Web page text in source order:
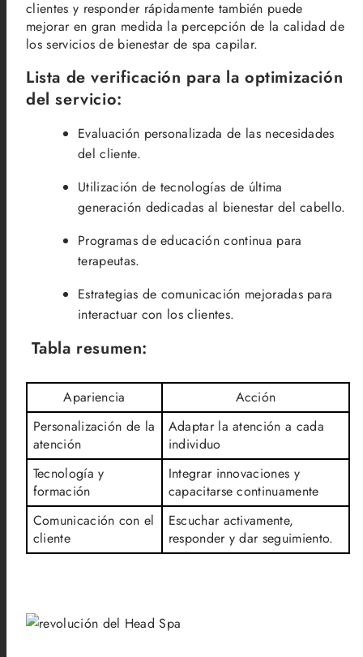
clientes y responder rápidamente también puede
mejorar en gran medida la percepción de la calidad de
los servicios de bienestar de spa capilar.
Lista de verificación para la optimización
del servicio:
Evaluación personalizada de las necesidades
del cliente.
Utilización de tecnologías de última
generación dedicadas al bienestar del cabello.
Programas de educación continua para
terapeutas.
Estrategias de comunicación mejoradas para
interactuar con los clientes.
Tabla resumen:
Apariencia
Acción
Personalización de la
atención
Adaptar la atención a cada
individuo
Tecnología y
formación
Integrar innovaciones y
capacitarse continuamente
Comunicación con el
cliente
Escuchar activamente,
responder y dar seguimiento.